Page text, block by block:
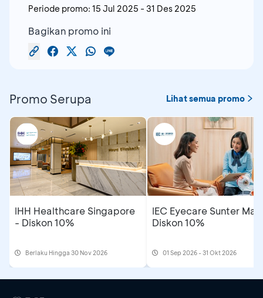
Periode promo: 15 Jul 2025 - 31 Des 2025
Bagikan promo ini
Promo Serupa Lihat semua promo
IHH Healthcare Singapore
- Diskon 10%
Berlaku Hingga 30 Nov 2026
IEC Eyecare Sunter
Diskon 10%
01 Sep 2026 - 31 Okt 2026